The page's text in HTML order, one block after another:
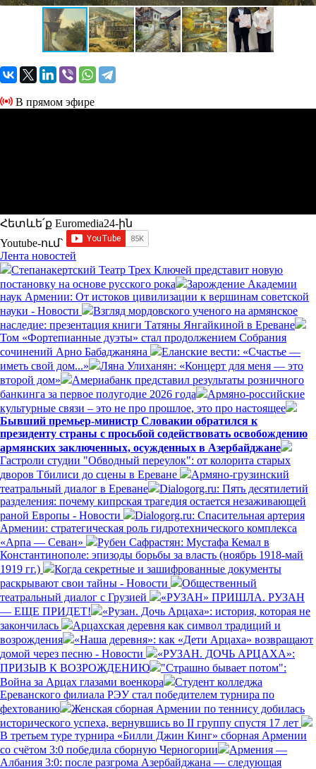
В прямом эфире
Հետևե՛ք Euromedia24-ին
Youtube-ում`
Лента новостей
Степанакертский Театр Трех Ключей представит новую
постановку на основе русского рока
Зарождение Академии
наук Армении: От истоков цивилизации к вершинам советской
науки - Новости
Взгляд мордовского ученого на армянское
наследие: презентация книги Татяны Янгайкиной в Ереване
Том «Фортепианные дуэты» стал продолжением Собрания
сочинений Арно Бабаджаняна
Еланские вести: «Счастье —
иметь свой дом...»
Ляна Улиханян: «Концерт для меня — это
второй дом»
Америабанк представил результаты розничного
банкинга за первое полугодие 2026 года
Армяно-российские
культурные связи – это не про прошлое, это про настоящее
Бывший премьер-министр Словакии обратился к
президенту страны с просьбой содействовать освобождению
армянских заключенных, осужденных в Азербайджане
Гастроли студии "Обводный переулок": от колорита старых
дворов Тбилиси до сцены в Ереване
Армяно-грузинский
театральный диалог в Ереване
Dialogorg.ru: Пять десятилетий
разделения: почему кипрская трагедия остается незаживающей
раной Европы - Новости
Dialogorg.ru: Спасительная артерия
Армении: стратегическая роль гидротехнического комплекса
«Арпа — Севан»
Рубен Сафрастян: Мустафа Кемал в
Константинополе: эпизоды борьбы за власть (ноябрь 1918-май
1919 гг.)
Когда секретные и зашифрованные документы
раскрывают свои тайны - Новости
Общественный
театральный диалог с Грузией
«РУЗАН» ПРИШЛА. РУЗАН
— ЕЩЕ ПРИДЕТ!
«Рузан. Дочь Арцаха»: история, которая не
закончилась
Арцахская деревня как символ традиций и
возрождения
«Наша деревня»: как «Дети Арцаха» возвращают
домой через песню - Новости
«РУЗАН. ДОЧЬ АРЦАХА»:
ПРИЗЫВ К ВОЗРОЖДЕНИЮ
"Страшно бывает потом":
Война за Арцах глазами военкора
Студент колледжа
Ереванского филиала РЭУ стал победителем турнира по
фехтованию
Женская сборная Армении по теннису добилась
исторического успеха, вернувшись во II группу спустя 17 лет
В третьем туре турнира «Билли Джин Кинг» сборная Армении
со счётом 3:0 победила сборную Черногории
Армения —
Албания 3:0: после разгрома Азербайджана — следующая